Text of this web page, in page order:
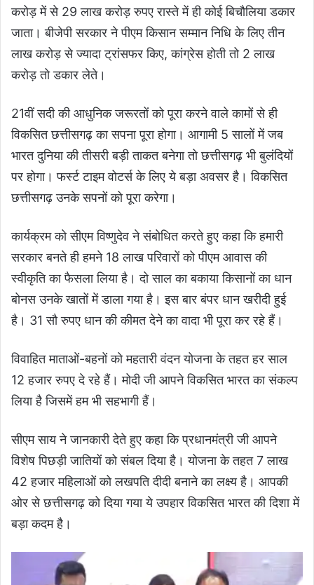
करोड़ में से 29 लाख करोड़ रुपए रास्ते में ही कोई बिचौलिया डकार
जाता। बीजेपी सरकार ने पीएम किसान सम्मान निधि के लिए तीन
लाख करोड़ से ज्यादा ट्रांसफर किए, कांग्रेस होती तो 2 लाख
करोड़ तो डकार लेते।
21वीं सदी की आधुनिक जरूरतों को पूरा करने वाले कामों से ही
विकसित छत्तीसगढ़ का सपना पूरा होगा। आगामी 5 सालों में जब
भारत दुनिया की तीसरी बड़ी ताकत बनेगा तो छत्तीसगढ़ भी बुलंदियों
पर होगा। फर्स्ट टाइम वोटर्स के लिए ये बड़ा अवसर है। विकसित
छत्तीसगढ़ उनके सपनों को पूरा करेगा।
कार्यक्रम को सीएम विष्णुदेव ने संबोधित करते हुए कहा कि हमारी
सरकार बनते ही हमने 18 लाख परिवारों को पीएम आवास की
स्वीकृति का फैसला लिया है। दो साल का बकाया किसानों का धान
बोनस उनके खातों में डाला गया है। इस बार बंपर धान खरीदी हुई
है। 31 सौ रुपए धान की कीमत देने का वादा भी पूरा कर रहे हैं।
विवाहित माताओं-बहनों को महतारी वंदन योजना के तहत हर साल
12 हजार रुपए दे रहे हैं। मोदी जी आपने विकसित भारत का संकल्प
लिया है जिसमें हम भी सहभागी हैं।
सीएम साय ने जानकारी देते हुए कहा कि प्रधानमंत्री जी आपने
विशेष पिछड़ी जातियों को संबल दिया है। योजना के तहत 7 लाख
42 हजार महिलाओं को लखपति दीदी बनाने का लक्ष्य है। आपकी
ओर से छत्तीसगढ़ को दिया गया ये उपहार विकसित भारत की दिशा में
बड़ा कदम है।